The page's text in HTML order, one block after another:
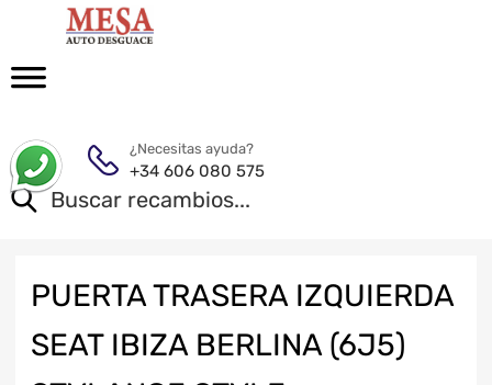
¿Necesitas ayuda?
+34 606 080 575
PUERTA TRASERA IZQUIERDA
SEAT IBIZA BERLINA (6J5)